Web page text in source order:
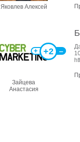
Яковлев Алексей
Зайцева
Анастасия
+2
+ ‒